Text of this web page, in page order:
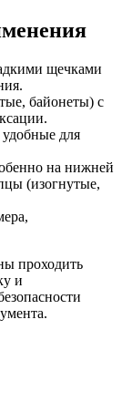
щечками
байонеты) с
для
на нижней
(изогнутые,
проходить
и